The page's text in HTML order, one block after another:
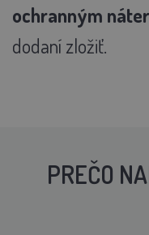
ochranným
dodaní zložiť.
PREČO